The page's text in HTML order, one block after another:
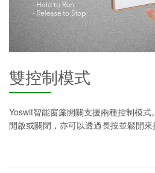
雙控制模式
Yoswit智能窗簾開關支援兩種控制模
開啟或關閉，亦可以透過長按並鬆開來